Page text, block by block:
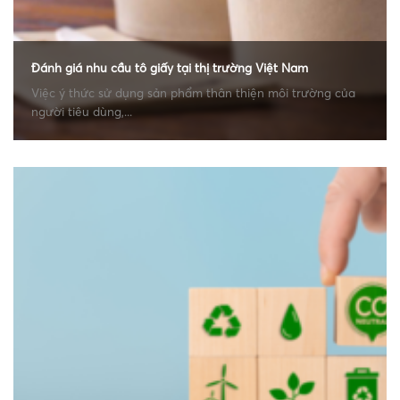
Đánh giá nhu cầu tô giấy tại thị trường Việt Nam
Việc ý thức sử dụng sản phẩm thân thiện môi trường của
người tiêu dùng,...